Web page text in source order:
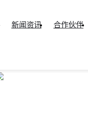
新闻资讯 合作伙伴